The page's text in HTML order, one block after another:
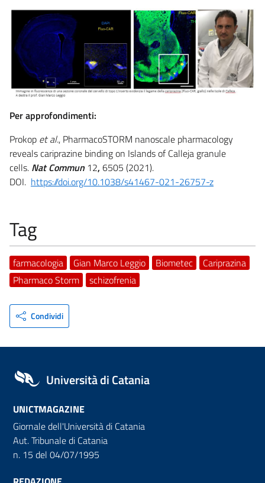
Per approfondimenti:
Prokop et al., PharmacoSTORM nanoscale pharmacology
reveals cariprazine binding on Islands of Calleja granule
cells. Nat Commun12, 6505 (2021).
DOI. https://doi.org/10.1038/s41467-021-26757-z
Tag
farmacologia Gian Marco Leggio Biometec
Cariprazina
Pharmaco Storm
schizofrenia
Condividi
Università di Catania
UNICTMAGAZINE
Giornale dell'Università di Catania
Aut. Tribunale di Catania
n. 15 del 04/07/1995